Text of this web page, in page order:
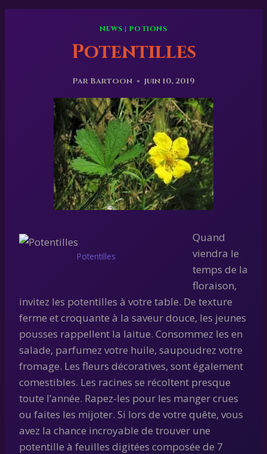
NEWS | POTIONS
Potentilles
Par Bartoon juin 10, 2019
Potentilles
Quand
viendra le
temps de la
floraison,
invitez les potentilles à votre table. De texture
ferme et croquante à la saveur douce, les jeunes
pousses rappellent la laitue. Consommez les en
salade, parfumez votre huile, saupoudrez votre
fromage. Les fleurs décoratives, sont également
comestibles. Les racines se récoltent presque
toute l’année. Rapez-les pour les manger crues
ou faites les mijoter. Si lors de votre quête, vous
avez la chance incroyable de trouver une
potentille à feuilles digitées composée de 7